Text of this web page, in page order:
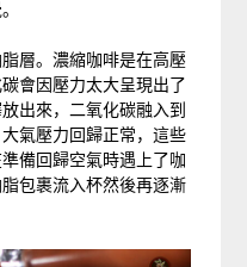
層。濃縮咖啡是在高壓
會因壓力太大呈現出了
出來，二氧化碳融入到
氣壓力回歸正常，這些
備回歸空氣時遇上了咖
包裹流入杯然後再逐漸